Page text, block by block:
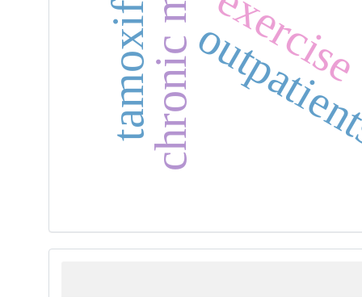
tamoxifen